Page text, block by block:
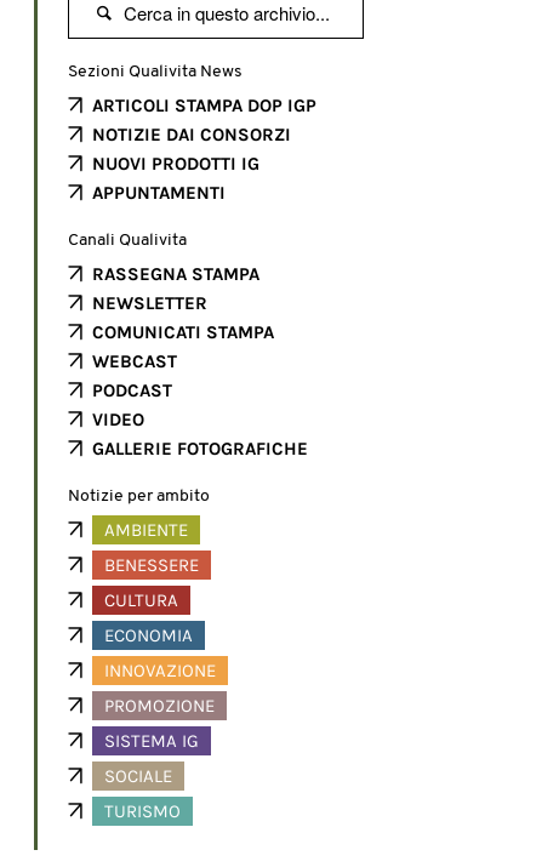

Sezioni Qualivita News
ARTICOLI STAMPA DOP IGP
NOTIZIE DAI CONSORZI
NUOVI PRODOTTI IG
APPUNTAMENTI
Canali Qualivita
RASSEGNA STAMPA
NEWSLETTER
COMUNICATI STAMPA
WEBCAST
PODCAST
VIDEO
GALLERIE FOTOGRAFICHE
Notizie per ambito
AMBIENTE
BENESSERE
CULTURA
ECONOMIA
INNOVAZIONE
PROMOZIONE
SISTEMA IG
SOCIALE
TURISMO